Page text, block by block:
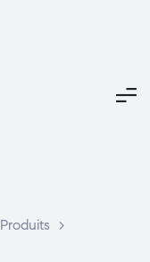
Produits
>